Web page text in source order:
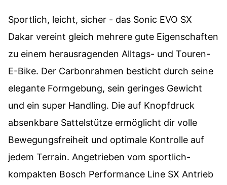
Sportlich, leicht, sicher - das Sonic EVO SX
Dakar vereint gleich mehrere gute Eigenschaften
zu einem herausragenden Alltags- und Touren-
E-Bike. Der Carbonrahmen besticht durch seine
elegante Formgebung, sein geringes Gewicht
und ein super Handling. Die auf Knopfdruck
absenkbare Sattelstütze ermöglicht dir volle
Bewegungsfreiheit und optimale Kontrolle auf
jedem Terrain. Angetrieben vom sportlich-
kompakten Bosch Performance Line SX Antrieb